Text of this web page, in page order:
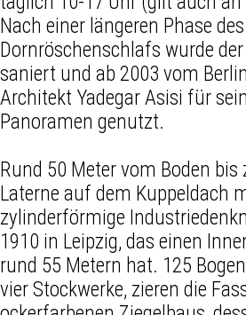
Nach einer längeren Phase des
Dornröschenschlafs wurde
saniert und ab 2003 vom
Architekt Yadegar Asisi für
Panoramen genutzt.
Rund 50 Meter vom Boden bis
Laterne auf dem Kuppeldach
zylinderförmige
1910 in Leipzig, das einen
rund 55 Metern hat. 125
vier Stockwerke, zieren die